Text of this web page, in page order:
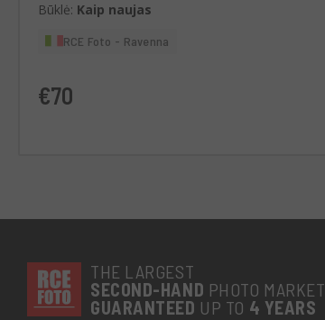
Būklė: Kaip naujas
RCE Foto - Ravenna
€70
THE LARGEST
SECOND-HAND PHOTO MARKET
GUARANTEED UP TO 4 YEARS